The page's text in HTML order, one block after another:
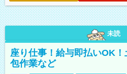
未読
座り仕事！給与即払いOK
包作業など